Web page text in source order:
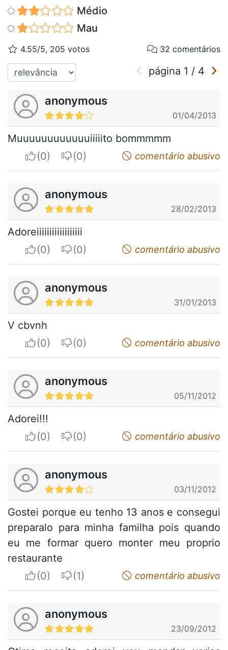
Médio
Mau
4.55/5, 205 votos 32 comentários
página 1 / 4
anonymous
01/04/2013
Muuuuuuuuuuuuiiiiito bommmmm
I apreciateI do not appreciatecomentário abusivo
anonymous
28/02/2013
Adoreiiiiiiiiiiiiiiiiii
I apreciateI do not appreciatecomentário abusivo
anonymous
31/01/2013
V cbvnh
I apreciateI do not appreciatecomentário abusivo
anonymous
05/11/2012
Adorei!!!
I apreciateI do not appreciatecomentário abusivo
anonymous
03/11/2012
Gostei porque eu tenho 13 anos e consegui
preparalo para minha familha pois quando
eu me formar quero monter meu proprio
restaurante
I apreciateI do not appreciatecomentário abusivo
anonymous
23/09/2012